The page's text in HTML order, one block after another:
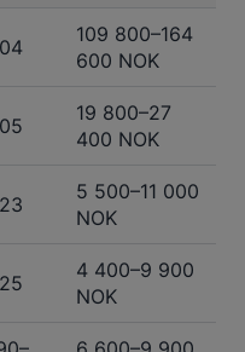
109 800–164
600 NOK
19 800–27
400 NOK
5 500–11 000
NOK
4 400–9 900
NOK